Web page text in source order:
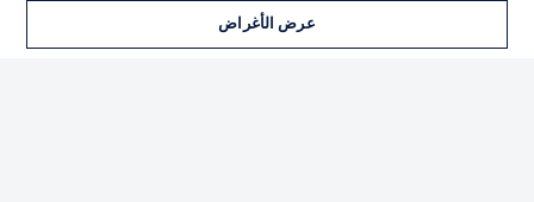
القنوات الناقلة
عرض الأغراض